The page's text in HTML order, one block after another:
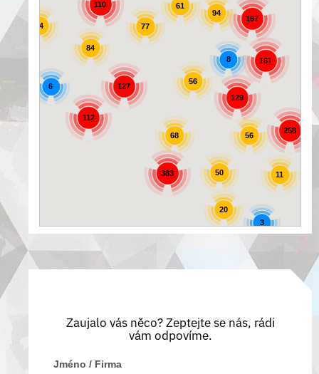
167
110
56
127
50
56
383
77
94
61
161
112
258
20
3
68
84
11
129
44
8
6
Zaujalo vás něco? Zeptejte se nás, rádi
vám odpovíme.
Jméno / Firma